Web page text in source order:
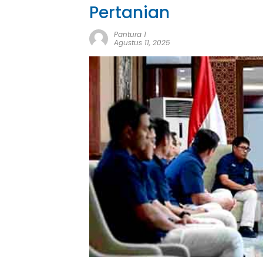
Pertanian
Pantura 1
Agustus 11, 2025